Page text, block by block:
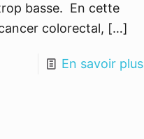
basse. En cette
colorectal, […]
En savoir plus